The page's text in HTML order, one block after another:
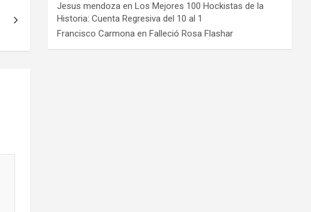
Jesus mendoza enLos Mejores 100 Hockistas de la
Historia: Cuenta Regresiva del 10 al 1
Francisco Carmona enFalleció Rosa Flashar